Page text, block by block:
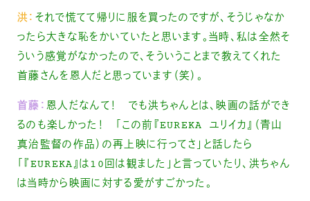
洪： それで慌てて帰りに服を買ったのですが、そうじゃなか
ったら大きな恥をかいていたと思います。当時、私は全然そ
ういう感覚がなかったので、そういうことまで教えてくれた
首藤さんを恩人だと思っています（笑）。
首藤：恩人だなんて！ でも洪ちゃんとは、映画の話ができ
るのも楽しかった！ 「この前『EUREKA ユリイカ』（青山
真治監督の作品）の再上映に行ってさ」と話したら
「『EUREKA』は10回は観ました」と言っていたり、洪ちゃん
は当時から映画に対する愛がすごかった。